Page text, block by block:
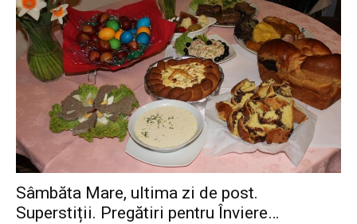
Sâmbăta Mare, ultima zi de post.
Superstiții. Pregătiri pentru Înviere…